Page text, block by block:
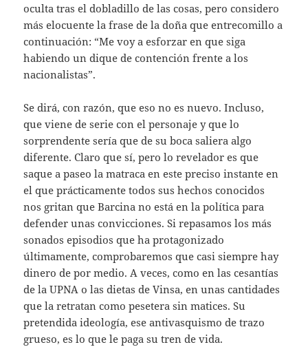
oculta tras el dobladillo de las cosas, pero considero
más elocuente la frase de la doña que entrecomillo a
continuación: “Me voy a esforzar en que siga
habiendo un dique de contención frente a los
nacionalistas”.
Se dirá, con razón, que eso no es nuevo. Incluso,
que viene de serie con el personaje y que lo
sorprendente sería que de su boca saliera algo
diferente. Claro que sí, pero lo revelador es que
saque a paseo la matraca en este preciso instante en
el que prácticamente todos sus hechos conocidos
nos gritan que Barcina no está en la política para
defender unas convicciones. Si repasamos los más
sonados episodios que ha protagonizado
últimamente, comprobaremos que casi siempre hay
dinero de por medio. A veces, como en las cesantías
de la UPNA o las dietas de Vinsa, en unas cantidades
que la retratan como pesetera sin matices. Su
pretendida ideología, ese antivasquismo de trazo
grueso, es lo que le paga su tren de vida.